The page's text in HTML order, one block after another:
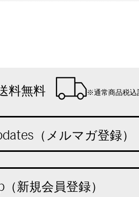
料無料 ※通常商品税込
（メルマガ登録）
新規会員登録）